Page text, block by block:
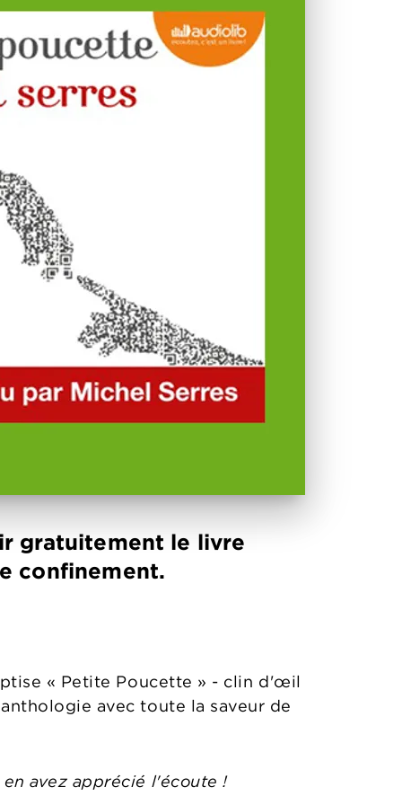
gratuitement le livre
confinement.
« Petite Poucette » - clin d'œil
avec toute la saveur de
avez apprécié l'écoute !